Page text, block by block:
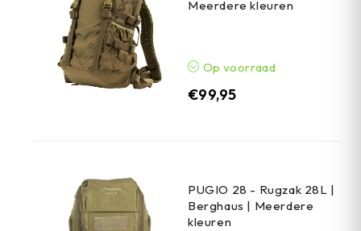
Meerdere kleuren
Op voorraad
€99,95
PUGIO 28 - Rugzak 28L |
Berghaus | Meerdere
kleuren